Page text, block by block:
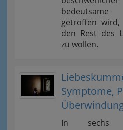
getroffen
den Rest des
zu wollen.
Symptome,
In sechs